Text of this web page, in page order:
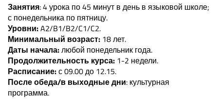
Занятия: 4 урока по 45 минут в день в языковой школе;
с понедельника по пятницу.
Уровни:A2/B1/B2/C1/C2.
Минимальный возраст: 18 лет.
Даты начала:любой понедельник года.
Продолжительность курса: 1-2 недели.
Расписание:с 09.00 до 12.15.
После обеда/в выходные дни: культурная
программа.